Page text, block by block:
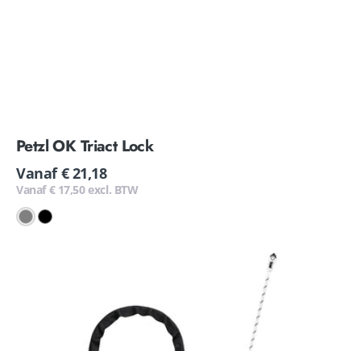
Petzl OK Triact Lock
Normale
prijs
Vanaf € 21,18
Vanaf € 17,50 excl. BTW
GreyBlack